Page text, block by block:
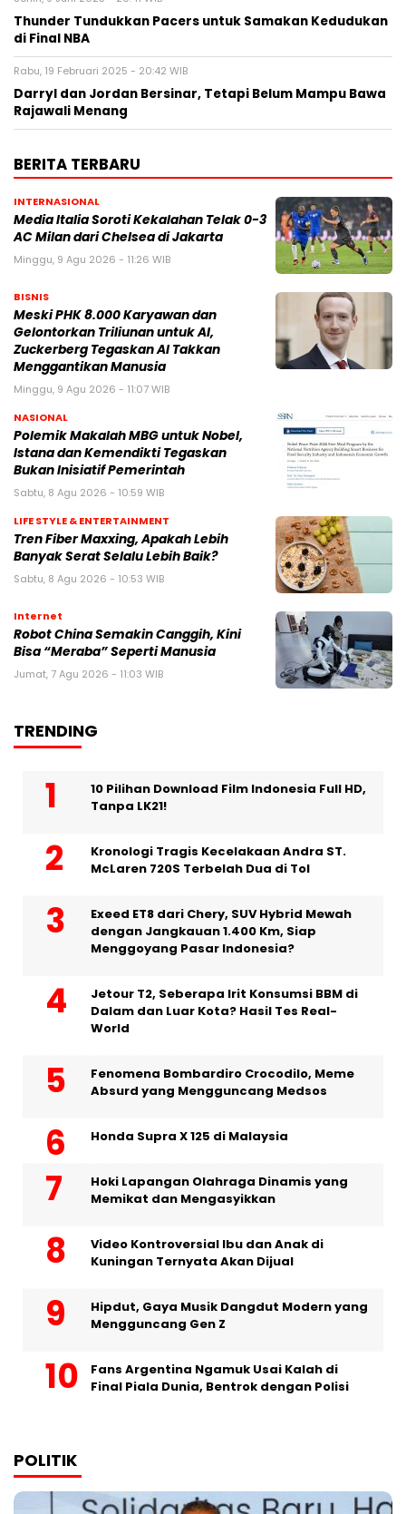
Thunder Tundukkan Pacers untuk Samakan Kedudukan
di Final NBA
Rabu, 19 Februari 2025 - 20:42 WIB
Darryl dan Jordan Bersinar, Tetapi Belum Mampu Bawa
Rajawali Menang
BERITA TERBARU
INTERNASIONAL
Media Italia Soroti Kekalahan Telak 0-3
AC Milan dari Chelsea di Jakarta
Minggu, 9 Agu 2026 - 11:26 WIB
BISNIS
Meski PHK 8.000 Karyawan dan
Gelontorkan Triliunan untuk AI,
Zuckerberg Tegaskan AI Takkan
Menggantikan Manusia
Minggu, 9 Agu 2026 - 11:07 WIB
NASIONAL
Polemik Makalah MBG untuk Nobel,
Istana dan Kemendikti Tegaskan
Bukan Inisiatif Pemerintah
Sabtu, 8 Agu 2026 - 10:59 WIB
LIFE STYLE & ENTERTAINMENT
Tren Fiber Maxxing, Apakah Lebih
Banyak Serat Selalu Lebih Baik?
Sabtu, 8 Agu 2026 - 10:53 WIB
Internet
Robot China Semakin Canggih, Kini
Bisa “Meraba” Seperti Manusia
Jumat, 7 Agu 2026 - 11:03 WIB
TRENDING
10 Pilihan Download Film Indonesia Full HD,
Tanpa LK21!
Kronologi Tragis Kecelakaan Andra ST.
McLaren 720S Terbelah Dua di Tol
Exeed ET8 dari Chery, SUV Hybrid Mewah
dengan Jangkauan 1.400 Km, Siap
Menggoyang Pasar Indonesia?
Jetour T2, Seberapa Irit Konsumsi BBM di
Dalam dan Luar Kota? Hasil Tes Real-
World
Fenomena Bombardiro Crocodilo, Meme
Absurd yang Mengguncang Medsos
Honda Supra X 125 di Malaysia
Hoki Lapangan Olahraga Dinamis yang
Memikat dan Mengasyikkan
Video Kontroversial Ibu dan Anak di
Kuningan Ternyata Akan Dijual
Hipdut, Gaya Musik Dangdut Modern yang
Mengguncang Gen Z
Fans Argentina Ngamuk Usai Kalah di
Final Piala Dunia, Bentrok dengan Polisi
POLITIK